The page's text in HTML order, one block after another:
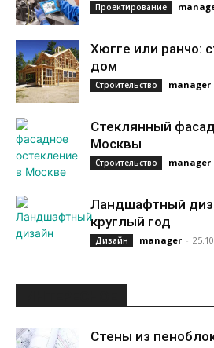
Проектирование
Хюгге или ранчо:
дом
Строительство manager
Стеклянный
Москвы
Строительство manager
Ландшафтный
круглый год
Дизайн manager -
Стены из